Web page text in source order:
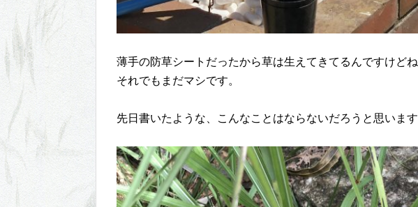
薄手の防草シートだったから草は生えてきてるんですけどね
それでもまだマシです。
先日書いたような、こんなことはならないだろうと思いま